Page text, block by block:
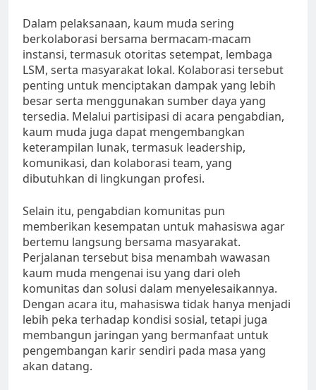
Dalam pelaksanaan, kaum muda sering
berkolaborasi bersama bermacam-macam
instansi, termasuk otoritas setempat, lembaga
LSM, serta masyarakat lokal. Kolaborasi tersebut
penting untuk menciptakan dampak yang lebih
besar serta menggunakan sumber daya yang
tersedia. Melalui partisipasi di acara pengabdian,
kaum muda juga dapat mengembangkan
keterampilan lunak, termasuk leadership,
komunikasi, dan kolaborasi team, yang
dibutuhkan di lingkungan profesi.
Selain itu, pengabdian komunitas pun
memberikan kesempatan untuk mahasiswa agar
bertemu langsung bersama masyarakat.
Perjalanan tersebut bisa menambah wawasan
kaum muda mengenai isu yang dari oleh
komunitas dan solusi dalam menyelesaikannya.
Dengan acara itu, mahasiswa tidak hanya menjadi
lebih peka terhadap kondisi sosial, tetapi juga
membangun jaringan yang bermanfaat untuk
pengembangan karir sendiri pada masa yang
akan datang.